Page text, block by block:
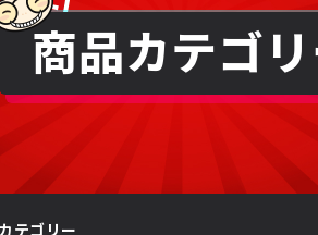
商品カテゴ
テゴリー